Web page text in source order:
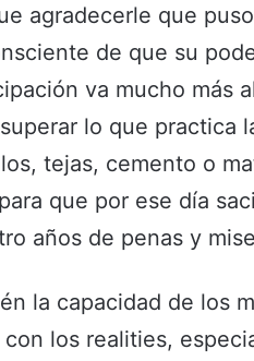
agradecerle que
de que su
va mucho más
lo que practica
tejas, cemento o
que por ese día
años de penas y
la capacidad de los
los realities,